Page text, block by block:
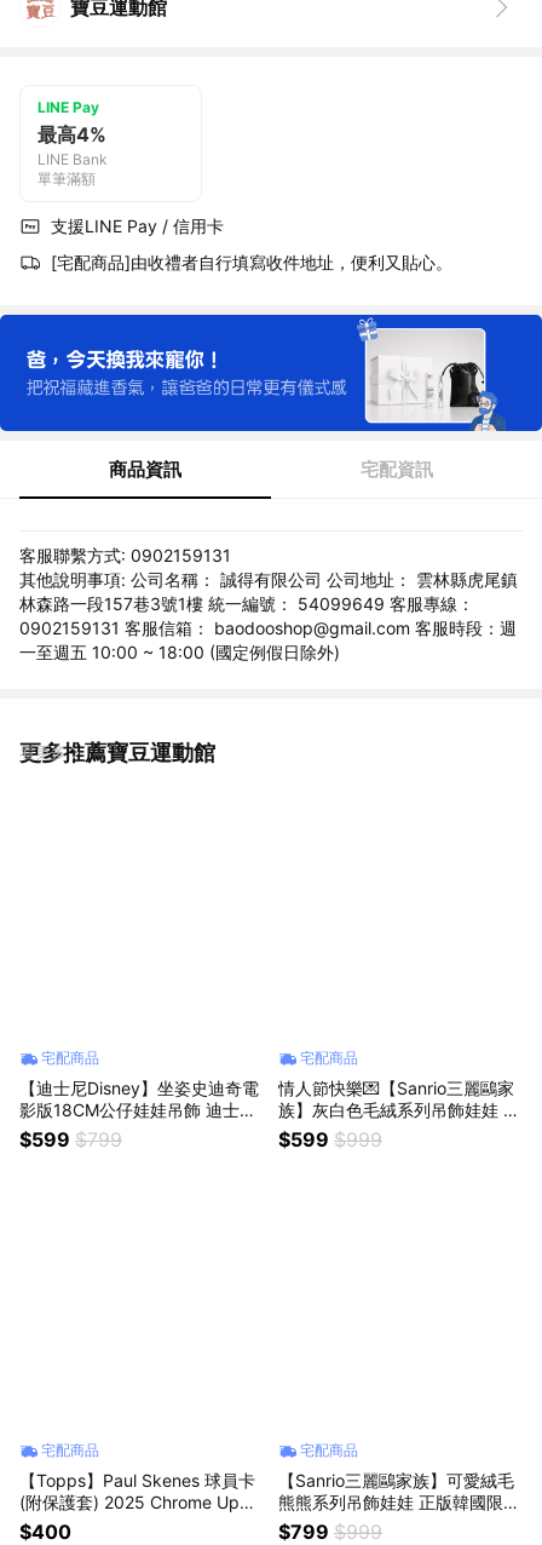
寶豆運動館
LINE Pay
最高4%
LINE Bank
單筆滿額
支援LINE Pay / 信用卡
[宅配商品]由收禮者自行填寫收件地址，便利又貼心。
商品資訊 宅配資訊
客服聯繫方式: 0902159131
其他說明事項: 公司名稱： 誠得有限公司 公司地址： 雲林縣虎尾鎮
林森路一段157巷3號1樓 統一編號： 54099649 客服專線：
0902159131 客服信箱： baodooshop@gmail.com 客服時段：週
一至週五 10:00 ~ 18:00 (國定例假日除外)
更多推薦寶豆運動館
看更多
宅配商品
【迪士尼Disney】坐姿史迪奇電
影版18CM公仔娃娃吊飾 迪士尼
正版授權stitch絨毛娃娃星際寶
貝 毛絨玩具 沙發抱枕擺飾床頭
$599 $799
宅配商品
情人節快樂💌【Sanrio三麗鷗家
族】灰白色毛絨系列吊飾娃娃 正
版韓國限定款 美樂蒂 大耳狗 庫
洛米 帕恰狗 凱蒂貓hello kitty 布
$599 $999
宅配商品
【Topps】Paul Skenes 球員卡
(附保護套) 2025 Chrome Upda
te 金屬系列 #ASGC-44 MLB海
$400
宅配商品
【Sanrio三麗鷗家族】可愛絨毛
熊熊系列吊飾娃娃 正版韓國限定
款 大耳狗 美樂蒂 帕洽狗 人魚漢
$799 $999